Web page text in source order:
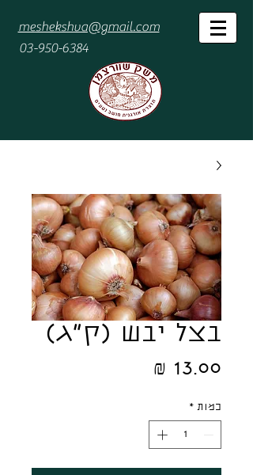
meshekshva@gmail.com
03-950-6384
בצל יבש (ק"ג)
כמות *